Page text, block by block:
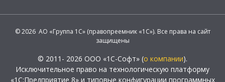
© 2026 АО «Группа 1С» (правопреемник «1С»). Все права на сайт
защищены
© 2011- 2026 ООО «1С-Софт» (о компании).
Исключительное право на технологическую платформу
«1С:Предприятие 8» и типовые конфигурации программных